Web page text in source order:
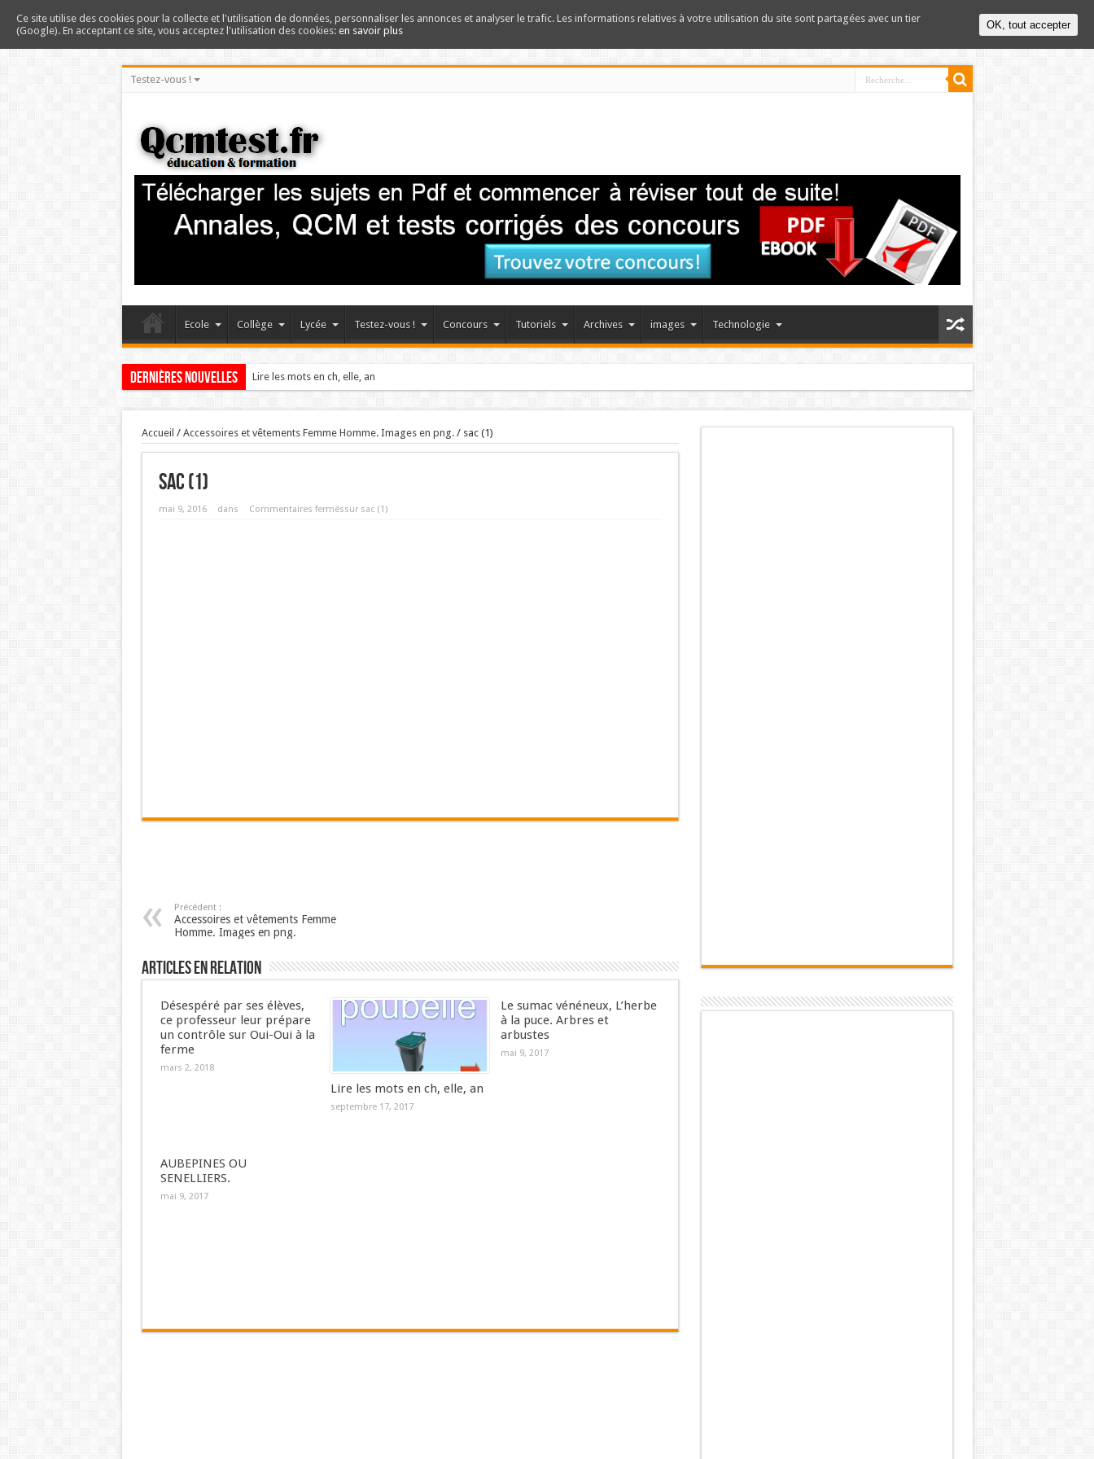
Testez-vous !
Ecole Collège Lycée Testez-vous ! Concours Tutoriels Archives images Technologie
Dernières nouvelles Lire les mots en ch, elle, an
Accueil / Accessoires et vêtements Femme Homme. Images en png./ sac (1)
sac (1)
mai 9, 2016 dans Commentaires ferméssur sac (1)
Précédent :
Accessoires et vêtements Femme
Homme. Images en png.
Articles en relation
Désespéré par ses élèves,
ce professeur leur prépare
un contrôle sur Oui-Oui à la
ferme
mars 2, 2018
Lire les mots en ch, elle, an
septembre 17, 2017
Le sumac vénéneux, L’herbe
à la puce. Arbres et
arbustes
mai 9, 2017
AUBEPINES OU
SENELLIERS.
mai 9, 2017
Ce site utilise des cookies pour la collecte et l'utilisation de données, personnaliser les annonces et analyser le trafic. Les informations relatives à votre utilisation du site sont partagées avec un tier
(Google). En acceptant ce site, vous acceptez l'utilisation des cookies: en savoir plus OK, tout accepter